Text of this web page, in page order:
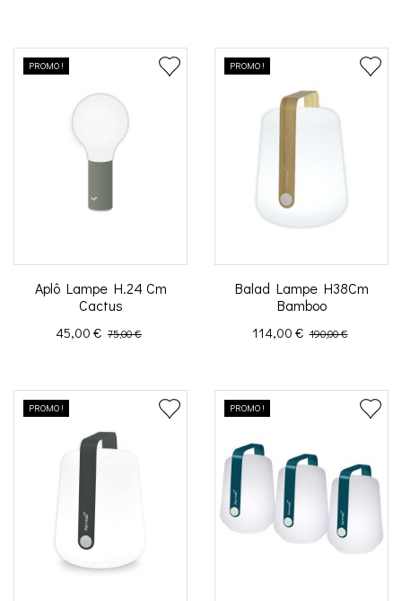
PROMO !
Aplô Lampe H.24 Cm
Cactus
Prix
45,00 € Prix de base
75,00 €
PROMO !
Balad Lampe H38Cm
Bamboo
Prix
114,00 € Prix de base
190,00 €
PROMO ! PROMO !